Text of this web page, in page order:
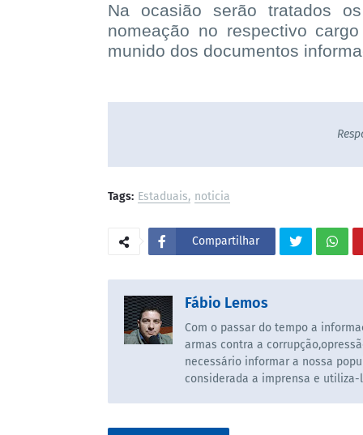
Na ocasião serão tratados
nomeação no respectivo
munido dos documentos
Tags: Estaduais noticia
Compartilhar
Fábio Lemos
Com o passar do tempo a
armas contra a
necessário informar a nossa
considerada a imprensa e